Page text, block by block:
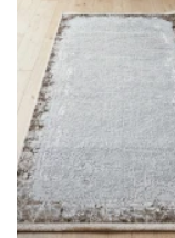
0.80x1.50 - 1620 грн
1.50x2.30 - 4320 грн
ПОДРОБНЕЕ